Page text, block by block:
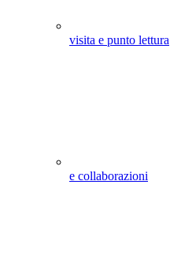
visita e punto lettura
e collaborazioni